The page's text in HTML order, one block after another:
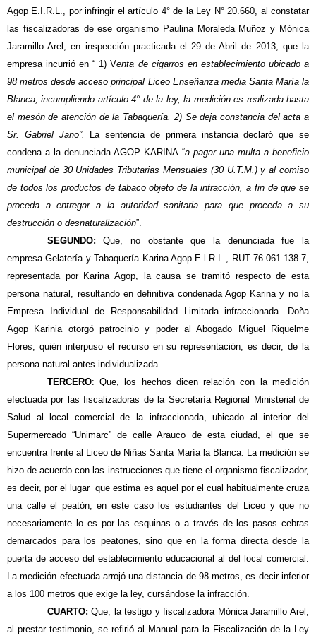
Agop E.I.R.L., por infringir el artículo 4° de la Ley N° 20.660, al constatar
las fiscalizadoras de ese organismo Paulina Moraleda Muñoz y Mónica
Jaramillo Arel, en inspección practicada el 29 de Abril de 2013, que la
empresa incurrió en “ 1) Venta de cigarros en establecimiento ubicado a
98 metros desde acceso principal Liceo Enseñanza media Santa María la
Blanca, incumpliendo artículo 4° de la ley, la medición es realizada hasta
el mesón de atención de la Tabaquería. 2) Se deja constancia del acta a
Sr. Gabriel Jano”.
La sentencia de primera instancia declaró que se
condena a la denunciada AGOP KARINA “a pagar una multa a beneficio
municipal de 30 Unidades Tributarias Mensuales (30 U.T.M.) y al comiso
de todos los productos de tabaco objeto de la infracción, a fin de que se
proceda a entregar a la autoridad sanitaria para que proceda a su
destrucción o desnaturalización”.
SEGUNDO: Que, no obstante que la denunciada fue la
empresa Gelatería y Tabaquería Karina Agop E.l.R.L., RUT 76.061.138-7,
representada por Karina Agop, la causa se tramitó respecto de esta
persona natural, resultando en definitiva condenada Agop Karina y no la
Empresa Individual de Responsabilidad Limitada infraccionada. Doña
Agop Karinia otorgó patrocinio y poder al Abogado Miguel Riquelme
Flores, quién interpuso el recurso en su representación, es decir, de la
persona natural antes individualizada.
TERCERO: Que, los hechos dicen relación con la medición
efectuada por las fiscalizadoras de la Secretaría Regional Ministerial de
Salud al local comercial de la infraccionada, ubicado al interior del
Supermercado “Unimarc” de calle Arauco de esta ciudad, el que se
encuentra frente al Liceo de Niñas Santa María la Blanca. La medición se
hizo de acuerdo con las instrucciones que tiene el organismo fiscalizador,
es decir, por el lugar que estima es aquel por el cual habitualmente cruza
una calle el peatón, en este caso los estudiantes del Liceo y que no
necesariamente lo es por las esquinas o a través de los pasos cebras
demarcados para los peatones, sino que en la forma directa desde la
puerta de acceso del establecimiento educacional al del local comercial.
La medición efectuada arrojó una distancia de 98 metros, es decir inferior
a los 100 metros que exige la ley, cursándose la infracción.
CUARTO: Que, la testigo y fiscalizadora Mónica Jaramillo Arel,
al prestar testimonio, se refirió al Manual para la Fiscalización de la Ley